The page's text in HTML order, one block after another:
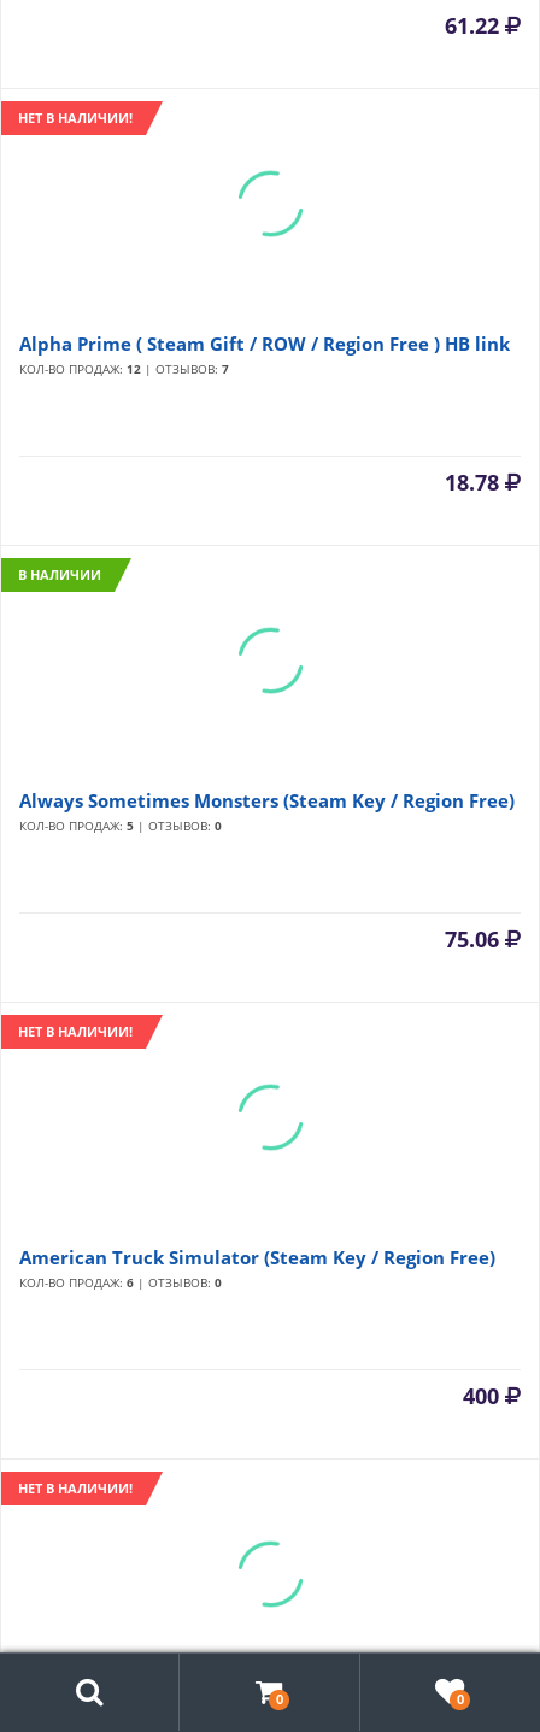
61.22
НЕТ В НАЛИЧИИ!
Alpha Prime ( Steam Gift / ROW / Region Free ) HB link
КОЛ-ВО ПРОДАЖ: 12 | ОТЗЫВОВ: 7
18.78
В НАЛИЧИИ
Always Sometimes Monsters (Steam Key / Region Frее)
КОЛ-ВО ПРОДАЖ: 5 | ОТЗЫВОВ: 0
75.06
НЕТ В НАЛИЧИИ!
American Truck Simulator (Steam Key / Region Free)
КОЛ-ВО ПРОДАЖ: 6 | ОТЗЫВОВ: 0
400
НЕТ В НАЛИЧИИ!
Ampu-Tea (Steam Key / Region Free)
0 0